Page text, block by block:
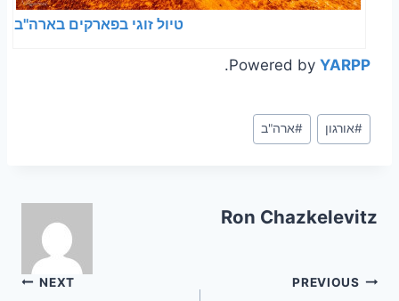
טיול זוגי בפארקים בארה"ב
Powered by YARPP
.
Post
Tags:
#אורגון #ארה"ב
Ron Chazkelevitz
ניווט
PREVIOUS
NEXT